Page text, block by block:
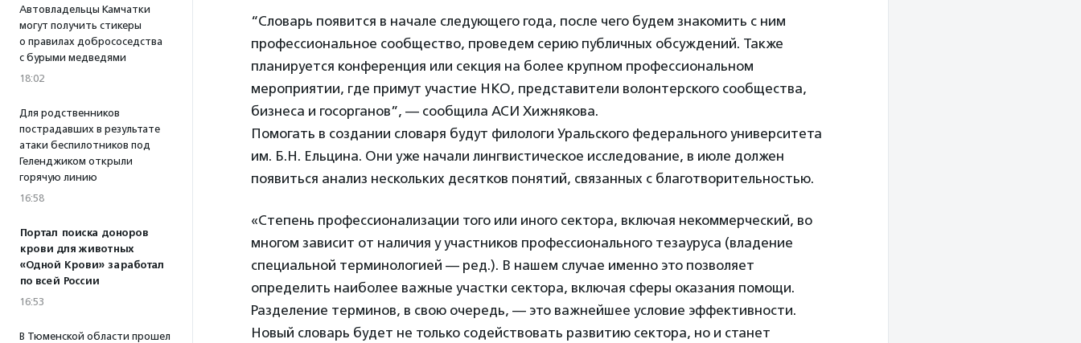
Автовладельцы Камчатки
могут получить стикеры
о правилах добрососедства
с бурыми медведями
18:02
Для родственников
пострадавших в результате
атаки беспилотников под
Геленджиком открыли
горячую линию
16:58
Портал поиска доноров
крови для животных
«Одной Крови» заработал
по всей России
16:53
В Тюменской области прошел
“Словарь появится в начале следующего года, после чего будем знакомить с ним
профессиональное сообщество, проведем серию публичных обсуждений. Также
планируется конференция или секция на более крупном профессиональном
мероприятии, где примут участие НКО, представители волонтерского сообщества,
бизнеса и госорганов”, — сообщила АСИ Хижнякова.
Помогать в создании словаря будут филологи Уральского федерального университета
им. Б.Н. Ельцина. Они уже начали лингвистическое исследование, в июле должен
появиться анализ нескольких десятков понятий, связанных с благотворительностью.
«Степень профессионализации того или иного сектора, включая некоммерческий, во
многом зависит от наличия у участников профессионального тезауруса (владение
специальной терминологией — ред.). В нашем случае именно это позволяет
определить наиболее важные участки сектора, включая сферы оказания помощи.
Разделение терминов, в свою очередь, — это важнейшее условие эффективности.
Новый словарь будет не только содействовать развитию сектора, но и станет